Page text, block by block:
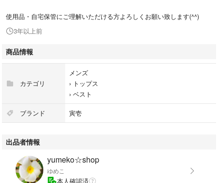
使用品・自宅保管にご理解いただける方よろしくお願い致します(^^)
3年以上前
商品情報
カテゴリ
メンズ
› トップス
› ベスト
ブランド 寅壱
出品者情報
yumeko☆shop
ゆめこ
本人確認済